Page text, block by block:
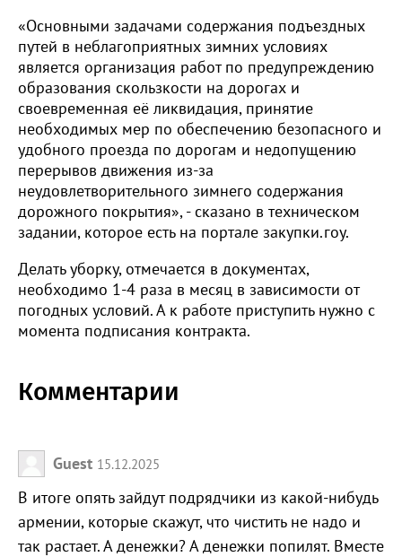
«Основными задачами содержания подъездных
путей в неблагоприятных зимних условиях
является организация работ по предупреждению
образования скользкости на дорогах и
своевременная её ликвидация, принятие
необходимых мер по обеспечению безопасного и
удобного проезда по дорогам и недопущению
перерывов движения из-за
неудовлетворительного зимнего содержания
дорожного покрытия», - сказано в техническом
задании, которое есть на портале закупки.гоу.
Делать уборку, отмечается в документах,
необходимо 1-4 раза в месяц в зависимости от
погодных условий. А к работе приступить нужно с
момента подписания контракта.
Комментарии
Guest 15.12.2025
В итоге опять зайдут подрядчики из какой-нибудь
армении, которые скажут, что чистить не надо и
так растает. А денежки? А денежки попилят. Вместе